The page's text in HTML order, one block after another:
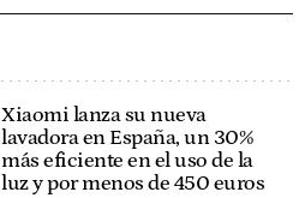
Xiaomi lanza su nueva
lavadora en España, un 30%
más eficiente en el uso de la
luz y por menos de 450 euros